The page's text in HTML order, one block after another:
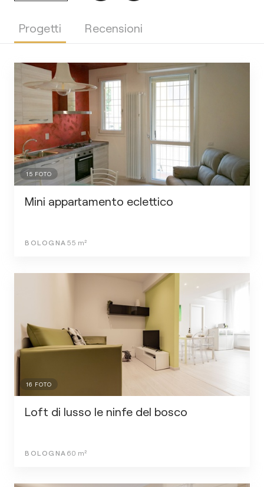
Progetti Recensioni
15 FOTO
Mini appartamento eclettico
BOLOGNA 55 m²
16 FOTO
Loft di lusso le ninfe del bosco
BOLOGNA 60 m²